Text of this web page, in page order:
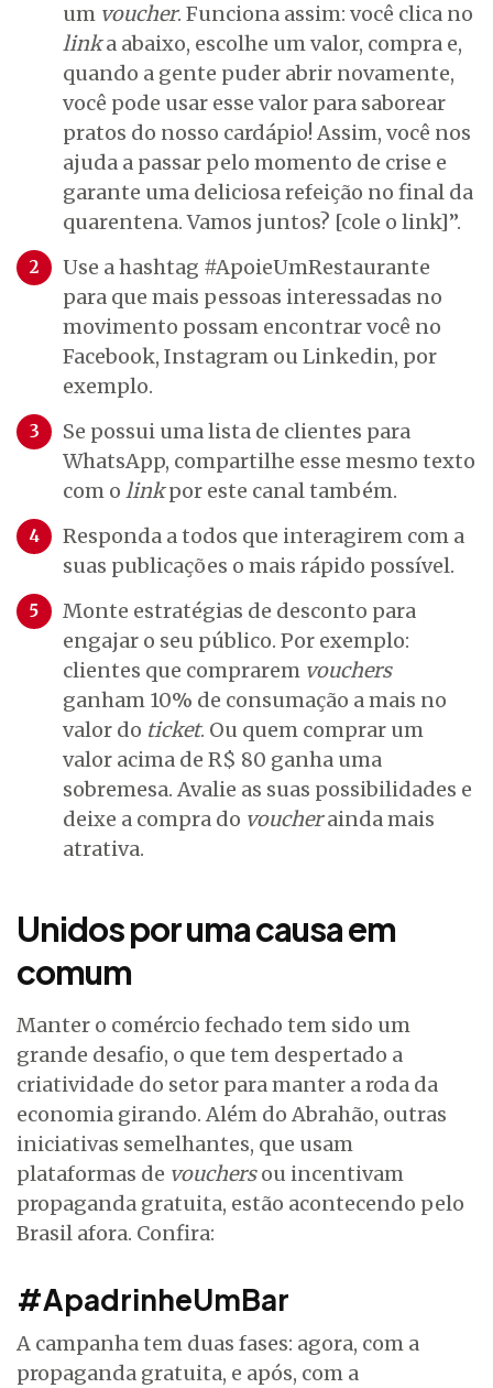
um voucher. Funciona assim: você clica no
linka abaixo, escolhe um valor, compra e,
quando a gente puder abrir novamente,
você pode usar esse valor para saborear
pratos do nosso cardápio! Assim, você nos
ajuda a passar pelo momento de crise e
garante uma deliciosa refeição no final da
quarentena. Vamos juntos? [cole o link]”.
Use a hashtag #ApoieUmRestaurante
para que mais pessoas interessadas no
movimento possam encontrar você no
Facebook, Instagram ou Linkedin, por
exemplo.
Se possui uma lista de clientes para
WhatsApp, compartilhe esse mesmo texto
com o linkpor este canal também.
Responda a todos que interagirem com a
suas publicações o mais rápido possível.
Monte estratégias de desconto para
engajar o seu público. Por exemplo:
clientes que comprarem vouchers
ganham 10% de consumação a mais no
valor do ticket. Ou quem comprar um
valor acima de R$ 80 ganha uma
sobremesa. Avalie as suas possibilidades e
deixe a compra do voucherainda mais
atrativa.
Unidos por uma causa em
comum
Manter o comércio fechado tem sido um
grande desafio, o que tem despertado a
criatividade do setor para manter a roda da
economia girando. Além do Abrahão, outras
iniciativas semelhantes, que usam
plataformas de vouchersou incentivam
propaganda gratuita, estão acontecendo pelo
Brasil afora. Confira:
#ApadrinheUmBar
A campanha tem duas fases: agora, com a
propaganda gratuita, e após, com a